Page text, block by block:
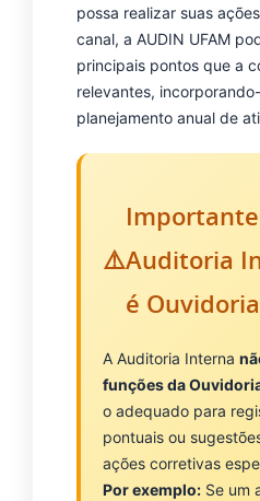
possa realizar suas
canal, a AUDIN UFAM
principais pontos que a
relevantes,
planejamento anual de
Auditoria
é Ouvidoria
A Auditoria Interna
funções da
o adequado para
pontuais ou
ações corretivas
Por exemplo: Se um